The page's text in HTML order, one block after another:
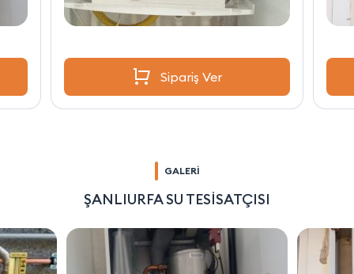
Sipariş Ver
GALERİ
ŞANLIURFA SU TESİSATÇISI